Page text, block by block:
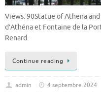
Views: 90Statue of Athena
d’Athéna et Fontaine de la
Renard.
Continue reading
admin 4 septembre 2024